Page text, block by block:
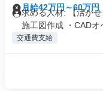
月給42万円～60万円
求める人材: 【活か
施工図作成 ・CADオ
交通費支給